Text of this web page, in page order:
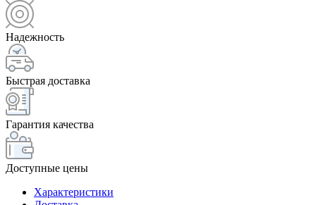
Надежность
Быстрая доставка
Гарантия качества
Доступные цены
Характеристики